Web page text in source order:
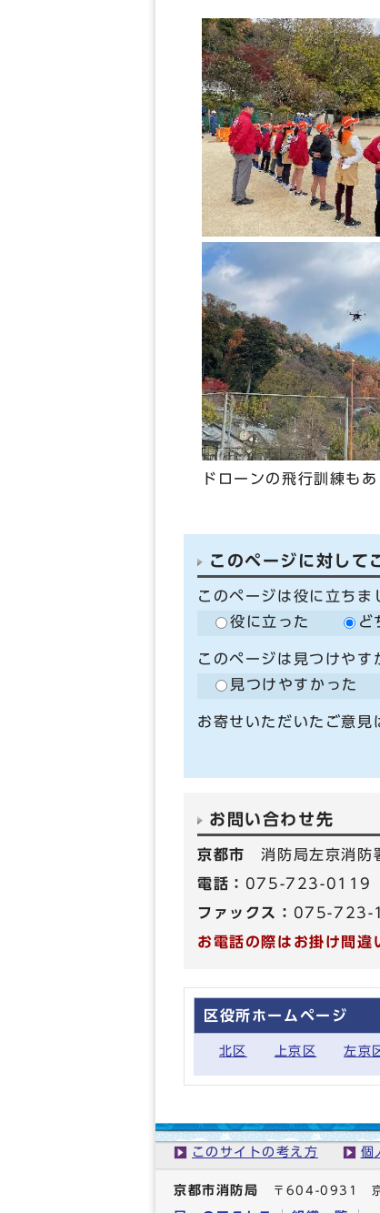
ドローンの飛行訓練もあ
このページに対して
このページは役に立ちま
役に立った
ど
このページは見つけやす
見つけやすかった
お寄せいただいたご意見
お問い合わせ先
京都市消防局左京消防
電話： 075-723-0119
ファックス： 075-723-
お電話の際はお掛け間違
区役所ホームページ
北区 上京区 左京
このサイトの考え方 個
京都市消防局 〒604-0931 京